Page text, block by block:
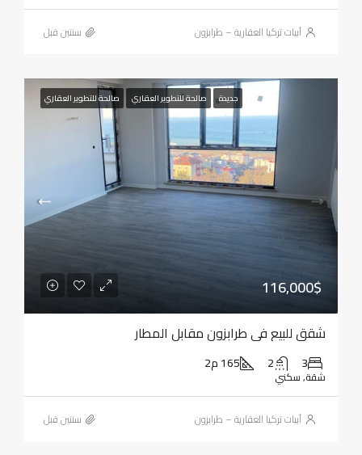
أبيات تركيا العقارية – طرابزون ‏سنتين قبل
جديدة صالحة للتطوير العقاري صالحة للتطوير العقاري
116,000$
شقق للبيع في طرابزون مقابل المطار
3
2 165 م2
شقة, سكني
أبيات تركيا العقارية – طرابزون ‏سنتين قبل